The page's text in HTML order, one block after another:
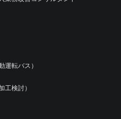
運転バス）
工検討）